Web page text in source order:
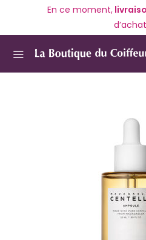
En ce moment,